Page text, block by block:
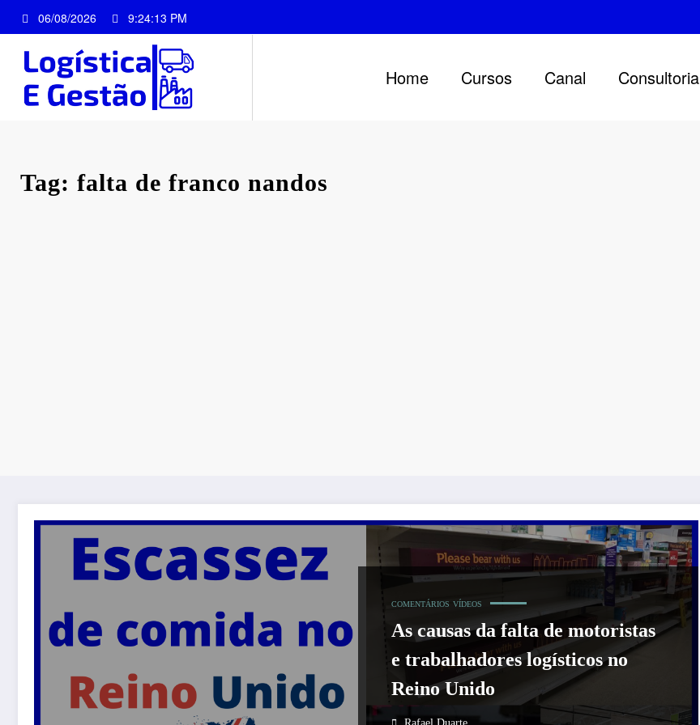
para
conteúdo
06/08/2026 9:24:13 PM
Home Cursos Canal Consultoria
Tag: falta de franco nandos
COMENTÁRIOS VÍDEOS
As causas da falta de motoristas
e trabalhadores logísticos no
Reino Unido